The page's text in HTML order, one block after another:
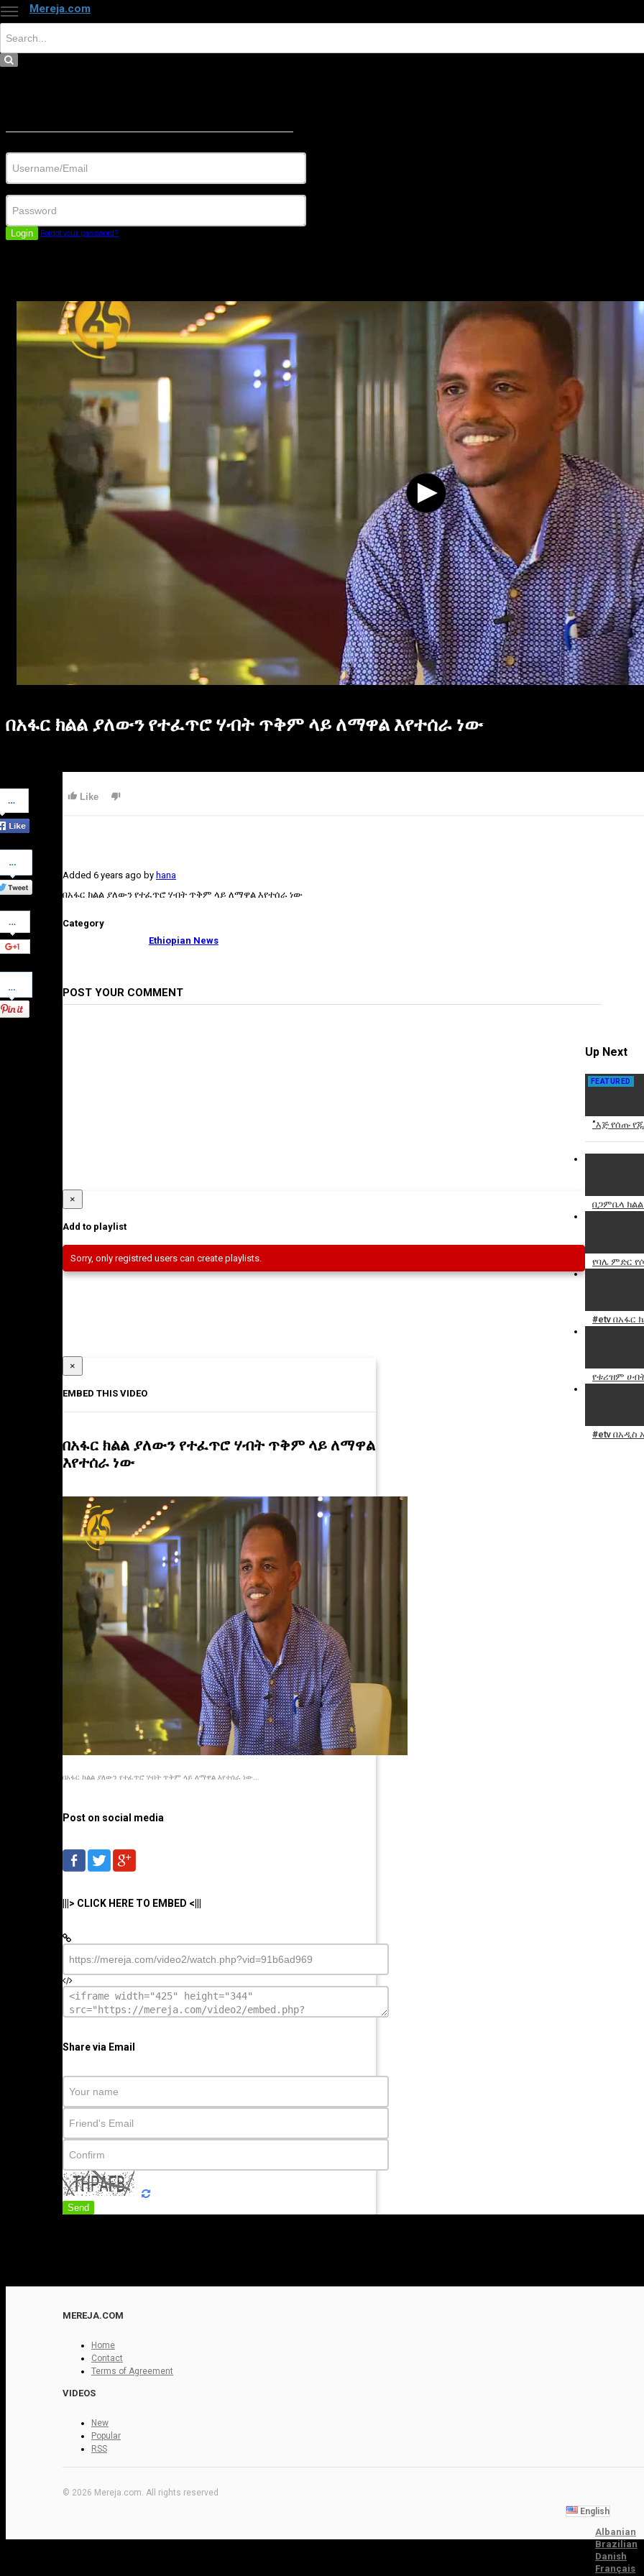
Mereja.com
Login Forgot your password?
በአፋር ክልል ያለውን የተፈጥሮ ሃብት ጥቅም ላይ ለማዋል እየተሰራ ነው
on
Facebook
Share
on
Twitter
Share
on
Google+
Pinterest
Like
Added 6 years ago by hana
በአፋር ክልል ያለውን የተፈጥሮ ሃብት ጥቅም ላይ ለማዋል እየተሰራ ነው
Category
Ethiopian News
POST YOUR COMMENT
Up Next
FEATURED
"እጅ የሰጡ
በጋምቤላ
የባሌ ምድር
#etv በአፋር
የቱሪዝም
#etv በአዲስ
Report
×
Add to playlist
Sorry, only registred users can create playlists.
×
EMBED THIS VIDEO
በአፋር ክልል ያለውን የተፈጥሮ ሃብት ጥቅም ላይ ለማዋል
እየተሰራ ነው
በአፋር ክልል ያለውን የተፈጥሮ ሃብት ጥቅም ላይ ለማዋል እየተሰራ ነው...
Post on social media
|||> CLICK HERE TO EMBED <|||
Share via Email
Send
MEREJA.COM
Home
Contact
Terms of Agreement
VIDEOS
New
Popular
RSS
© 2026 Mereja.com. All rights reserved
English
Albanian
Brazilian
Danish
Français